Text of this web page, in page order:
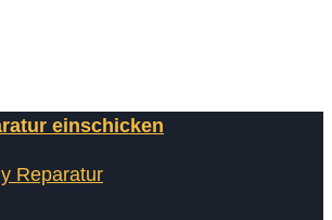
einschicken
Reparatur